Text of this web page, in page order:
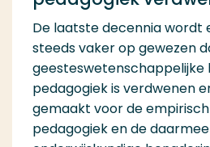
De laatste decennia wordt
steeds vaker op gewezen
geesteswetenschappelijke
pedagogiek is verdwenen
gemaakt voor de
pedagogiek en de